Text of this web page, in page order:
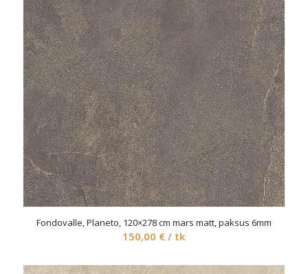
Fondovalle, Planeto, 120×278 cm mars matt, paksus 6mm
150,00 € / tk